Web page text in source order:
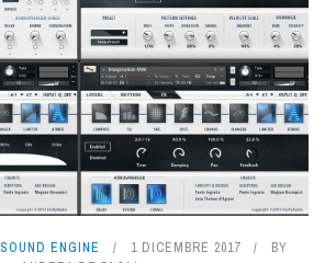
SOUND ENGINE 1 DICEMBRE 2017
BY